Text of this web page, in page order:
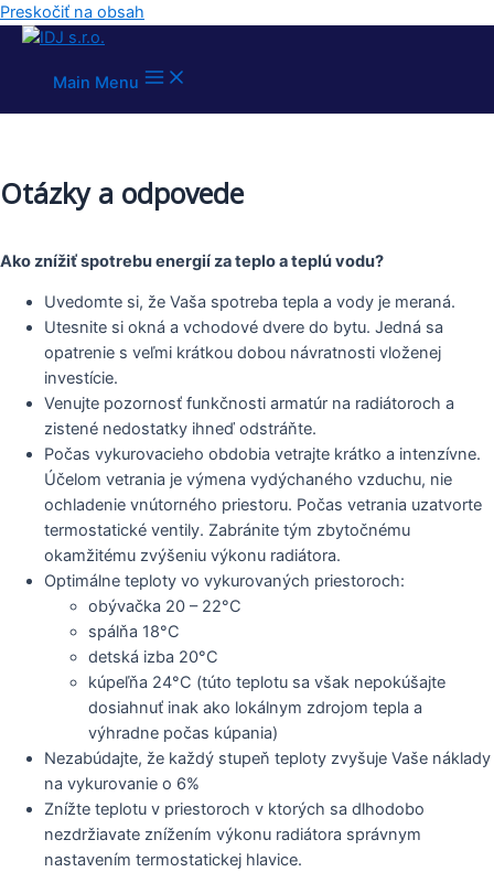
Preskočiť na obsah
Main Menu
Otázky a odpovede
Ako znížiť spotrebu energií za teplo a teplú vodu?
Uvedomte si, že Vaša spotreba tepla a vody je meraná.
Utesnite si okná a vchodové dvere do bytu. Jedná sa
opatrenie s veľmi krátkou dobou návratnosti vloženej
investície.
Venujte pozornosť funkčnosti armatúr na radiátoroch a
zistené nedostatky ihneď odstráňte.
Počas vykurovacieho obdobia vetrajte krátko a intenzívne.
Účelom vetrania je výmena vydýchaného vzduchu, nie
ochladenie vnútorného priestoru. Počas vetrania uzatvorte
termostatické ventily. Zabránite tým zbytočnému
okamžitému zvýšeniu výkonu radiátora.
Optimálne teploty vo vykurovaných priestoroch:
obývačka 20 – 22°C
spálňa 18°C
detská izba 20°C
kúpeľňa 24°C (túto teplotu sa však nepokúšajte
dosiahnuť inak ako lokálnym zdrojom tepla a
výhradne počas kúpania)
Nezabúdajte, že každý stupeň teploty zvyšuje Vaše náklady
na vykurovanie o 6%
Znížte teplotu v priestoroch v ktorých sa dlhodobo
nezdržiavate znížením výkonu radiátora správnym
nastavením termostatickej hlavice.